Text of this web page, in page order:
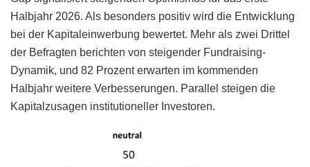
Halbjahr 2026. Als besonders positiv wird die Entwicklung
bei der Kapitaleinwerbung bewertet. Mehr als zwei Drittel
der Befragten berichten von steigender Fundraising-
Dynamik, und 82 Prozent erwarten im kommenden
Halbjahr weitere Verbesserungen. Parallel steigen die
Kapitalzusagen institutioneller Investoren.